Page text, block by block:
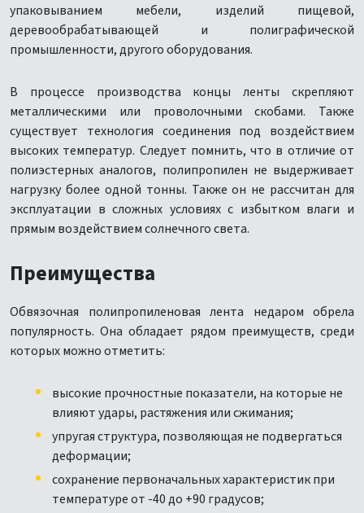
упаковыванием мебели, изделий пищевой,
деревообрабатывающей и полиграфической
промышленности, другого оборудования.
В процессе производства концы ленты скрепляют
металлическими или проволочными скобами. Также
существует технология соединения под воздействием
высоких температур. Следует помнить, что в отличие от
полиэстерных аналогов, полипропилен не выдерживает
нагрузку более одной тонны. Также он не рассчитан для
эксплуатации в сложных условиях с избытком влаги и
прямым воздействием солнечного света.
Преимущества
Обвязочная полипропиленовая лента недаром обрела
популярность. Она обладает рядом преимуществ, среди
которых можно отметить:
высокие прочностные показатели, на которые не
влияют удары, растяжения или сжимания;
упругая структура, позволяющая не подвергаться
деформации;
сохранение первоначальных характеристик при
температуре от -40 до +90 градусов;